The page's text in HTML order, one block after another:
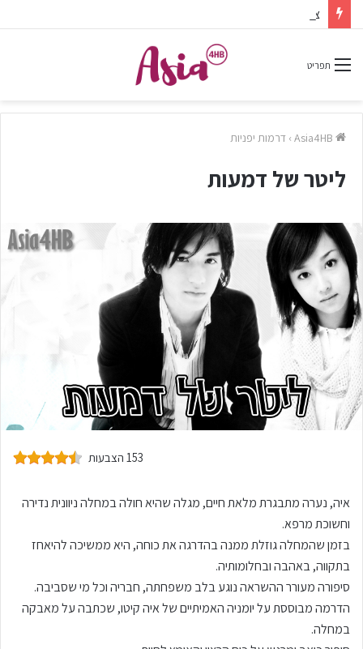
צפיתם בדרמה או סרט ונהניתם? אל תשכחו לפרגן בתגובות.
תפריט
› דרמות יפניות
ליטר של דמעות
153 הצבעות
איה, נערה מתבגרת מלאת חיים, מגלה שהיא חולה במחלה ניוונית נדירה
וחשוכת מרפא.
בזמן שהמחלה גוזלת ממנה בהדרגה את כוחה, היא ממשיכה להיאחז
בתקווה, באהבה ובחלומותיה.
סיפורה מעורר ההשראה נוגע בלב משפחתה, חבריה וכל מי שסביבה.
הדרמה מבוססת על יומניה האמיתיים של איה קיטו, שכתבה על מאבקה
במחלה.